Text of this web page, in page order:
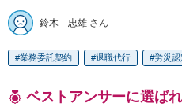
鈴木 忠雄 さん
業務委託契約 退職代行 労災
ベストアンサーに選ば